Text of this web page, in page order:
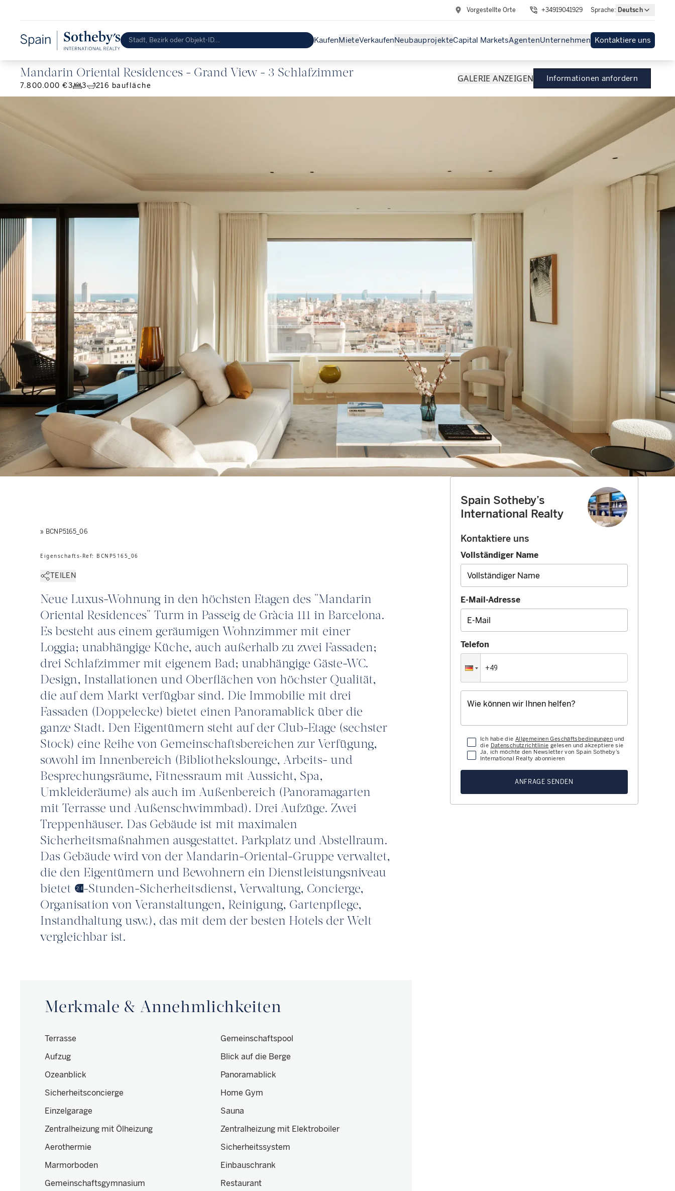
Vorgestellte Orte +34919041929 Sprache: Deutsch
KaufenMieteVerkaufenNeubauprojekteCapital MarketsAgentenUnternehmen Kontaktiere uns
Mandarin Oriental Residences - Grand View - 3 Schlafzimmer
7.800.000 €3 3 216 baufläche
GALERIE ANZEIGEN Informationen anfordern
» BCNP5165_06
Eigenschafts-Ref: BCNP5165_06
TEILEN
Neue Luxus-Wohnung in den höchsten Etagen des "Mandarin
Oriental Residences" Turm in Passeig de Gràcia 111 in Barcelona.
Es besteht aus einem geräumigen Wohnzimmer mit einer
Loggia; unabhängige Küche, auch außerhalb zu zwei Fassaden;
drei Schlafzimmer mit eigenem Bad; unabhängige Gäste-WC.
Design, Installationen und Oberflächen von höchster Qualität,
die auf dem Markt verfügbar sind. Die Immobilie mit drei
Fassaden (Doppelecke) bietet einen Panoramablick über die
ganze Stadt. Den Eigentümern steht auf der Club-Etage (sechster
Stock) eine Reihe von Gemeinschaftsbereichen zur Verfügung,
sowohl im Innenbereich (Bibliothekslounge, Arbeits- und
Besprechungsräume, Fitnessraum mit Aussicht, Spa,
Umkleideräume) als auch im Außenbereich (Panoramagarten
mit Terrasse und Außenschwimmbad). Drei Aufzüge. Zwei
Treppenhäuser. Das Gebäude ist mit maximalen
Sicherheitsmaßnahmen ausgestattet. Parkplatz und Abstellraum.
Das Gebäude wird von der Mandarin-Oriental-Gruppe verwaltet,
die den Eigentümern und Bewohnern ein Dienstleistungsniveau
bietet (24-Stunden-Sicherheitsdienst, Verwaltung, Concierge,
Organisation von Veranstaltungen, Reinigung, Gartenpflege,
Instandhaltung usw.), das mit dem der besten Hotels der Welt
vergleichbar ist.
Merkmale & Annehmlichkeiten
Terrasse
Gemeinschaftspool
Aufzug
Blick auf die Berge
Ozeanblick
Panoramablick
Sicherheitsconcierge
Home Gym
Einzelgarage
Sauna
Zentralheizung mit Ölheizung
Zentralheizung mit Elektroboiler
Aerothermie
Sicherheitssystem
Marmorboden
Einbauschrank
Gemeinschaftsgymnasium
Restaurant
Spain Sotheby’s
International Realty
Kontaktiere uns
Vollständiger Name
E-Mail-Adresse
Telefon
Ich habe die Allgemeinen Geschäftsbedingungenund
die Datenschutzrichtlinie gelesen und akzeptiere sie
Ja, ich möchte den Newsletter von Spain Sotheby’s
International Realty abonnieren
ANFRAGE SENDEN